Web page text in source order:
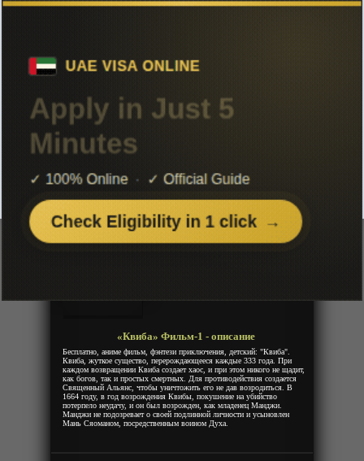
Чтобы не терять с нами связь,
подписывайся на наш
«Квиба» Фильм-1
Добавленно: 16 мая 2023 | Серии: [1 из 1]
Куйба
2011
Жанр:Экшен, Приключения, Фентези
«Квиба» Фильм-1 - описание
Бесплатно, аниме фильм, фэнтези приключения, детский: "Квиба".
Квиба, жуткое существо, перерождающееся каждые 333 года. При
каждом возвращении Квиба создает хаос, и при этом никого не щадит,
как богов, так и простых смертных. Для противодействия создается
Священный Альянс, чтобы уничтожить его не дав возродиться. В
1664 году, в год возрождения Квибы, покушение на убийство
потерпело неудачу, и он был возрожден, как младенец Манджи.
Манджи не подозревает о своей подлинной личности и усыновлен
Мань Сяоманом, посредственным воином Духа.